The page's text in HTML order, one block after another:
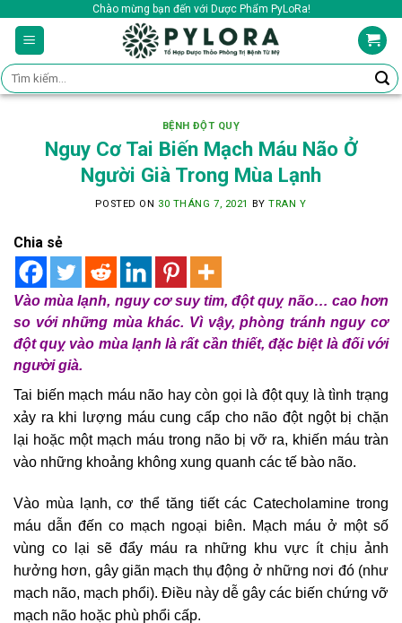
content
Chào mừng bạn đến với Dược Phẩm PyLoRa!
Tìm
kiếm:
BỆNH ĐỘT QUỴ
Nguy Cơ Tai Biến Mạch Máu Não Ở
Người Già Trong Mùa Lạnh
POSTED ON 30 THÁNG 7, 2021 BYTRAN Y
Chia sẻ
Vào mùa lạnh, nguy cơ suy tim, đột quỵ não… cao hơn
so với những mùa khác. Vì vậy, phòng tránh nguy cơ
đột quỵ vào mùa lạnh là rất cần thiết, đặc biệt là đối với
người già.
Tai biến mạch máu não hay còn gọi là đột quỵ là tình trạng
xảy ra khi lượng máu cung cấp cho não đột ngột bị chặn
lại hoặc một mạch máu trong não bị vỡ ra, khiến máu tràn
vào những khoảng không xung quanh các tế bào não.
Vào mùa lạnh, cơ thể tăng tiết các Catecholamine trong
máu dẫn đến co mạch ngoại biên. Mạch máu ở một số
vùng co lại sẽ đẩy máu ra những khu vực ít chịu ảnh
hưởng hơn, gây giãn mạch thụ động ở những nơi đó (như
mạch não, mạch phổi). Điều này dễ gây các biến chứng vỡ
mạch não hoặc phù phổi cấp.